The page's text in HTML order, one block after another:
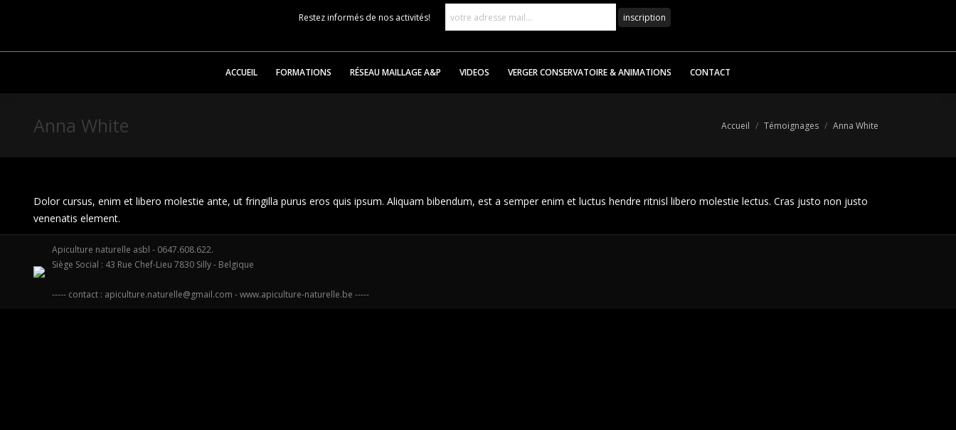
ACCUEIL FORMATIONS RÉSEAU MAILLAGE A&P VIDEOS VERGER CONSERVATOIRE & ANIMATIONS CONTACT
Anna White Vous êtes ici :
Accueil Témoignages Anna White
Dolor cursus, enim et libero molestie ante, ut fringilla purus eros quis ipsum. Aliquam bibendum, est a semper enim et luctus hendre ritnisl libero molestie lectus. Cras justo non justo
venenatis element.
Apiculture naturelle asbl - 0647.608.622.
Siège Social : 43 Rue Chef-Lieu 7830 Silly - Belgique
----- contact : apiculture.naturelle@gmail.com -www.apiculture-naturelle.be -----
Restez informés de nos activités!